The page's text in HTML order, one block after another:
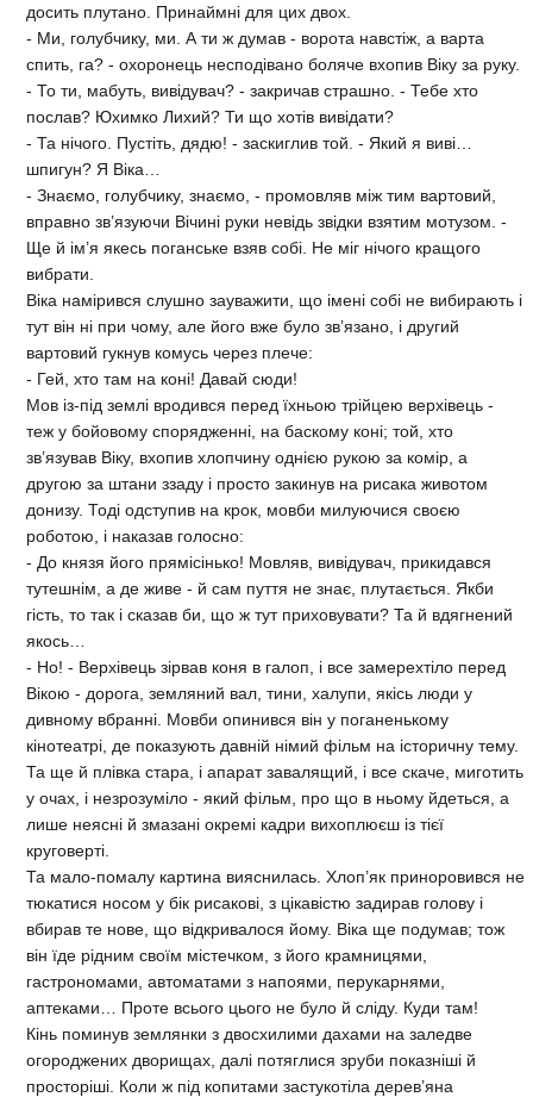
досить плутано. Принаймні для цих двох.
- Ми, голубчику, ми. А ти ж думав - ворота навстіж, а варта
спить, га? - охоронець несподівано боляче вхопив Віку за руку.
- То ти, мабуть, вивідувач? - закричав страшно. - Тебе хто
послав? Юхимко Лихий? Ти що хотів вивідати?
- Та нічого. Пустіть, дядю! - заскиглив той. - Який я виві…
шпигун? Я Віка…
- Знаємо, голубчику, знаємо, - промовляв між тим вартовий,
вправно зв’язуючи Вічині руки невідь звідки взятим мотузом. -
Ще й ім’я якесь поганське взяв собі. Не міг нічого кращого
вибрати.
Віка намірився слушно зауважити, що імені собі не вибирають і
тут він ні при чому, але його вже було зв’язано, і другий
вартовий гукнув комусь через плече:
- Гей, хто там на коні! Давай сюди!
Мов із-під землі вродився перед їхньою трійцею верхівець -
теж у бойовому спорядженні, на баскому коні; той, хто
зв’язував Віку, вхопив хлопчину однією рукою за комір, а
другою за штани ззаду і просто закинув на рисака животом
донизу. Тоді одступив на крок, мовби милуючися своєю
роботою, і наказав голосно:
- До князя його прямісінько! Мовляв, вивідувач, прикидався
тутешнім, а де живе - й сам пуття не знає, плутається. Якби
гість, то так і сказав би, що ж тут приховувати? Та й вдягнений
якось…
- Но! - Верхівець зірвав коня в галоп, і все замерехтіло перед
Вікою - дорога, земляний вал, тини, халупи, якісь люди у
дивному вбранні. Мовби опинився він у поганенькому
кінотеатрі, де показують давній німий фільм на історичну тему.
Та ще й плівка стара, і апарат завалящий, і все скаче, миготить
у очах, і незрозуміло - який фільм, про що в ньому йдеться, а
лише неясні й змазані окремі кадри вихоплюєш із тієї
круговерті.
Та мало-помалу картина вияснилась. Хлоп’як приноровився не
тюкатися носом у бік рисакові, з цікавістю задирав голову і
вбирав те нове, що відкривалося йому. Віка ще подумав; тож
він їде рідним своїм містечком, з його крамницями,
гастрономами, автоматами з напоями, перукарнями,
аптеками… Проте всього цього не було й сліду. Куди там!
Кінь поминув землянки з двосхилими дахами на заледве
огороджених дворищах, далі потяглися зруби показніші й
просторіші. Коли ж під копитами застукотіла дерев’яна